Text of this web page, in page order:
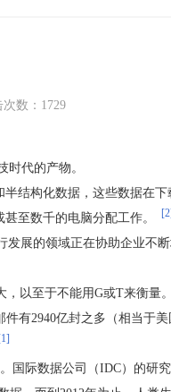
数：1729
代的产物。
结构化数据，这些数据在
至数千的电脑分配工作。
展的领域正在协助企业不
以至于不能用G或T来衡量。
有2940亿封之多（相当于
国际数据公司（IDC）的研